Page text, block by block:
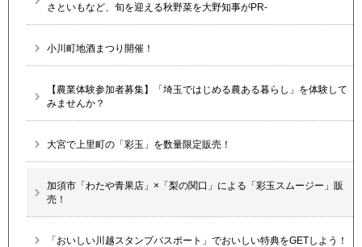
さといもなど、旬を迎える秋野菜を大野知事がPR-
小川町地酒まつり開催！
【農業体験参加者募集】「埼玉ではじめる農ある暮らし」を体験して
みませんか？
大宮で上里町の「彩玉」を数量限定販売！
加須市「わたや青果店」×「梨の関口」による「彩玉スムージー」販
売！
「おいしい川越スタンプパスポート」でおいしい特典をGETしよう！